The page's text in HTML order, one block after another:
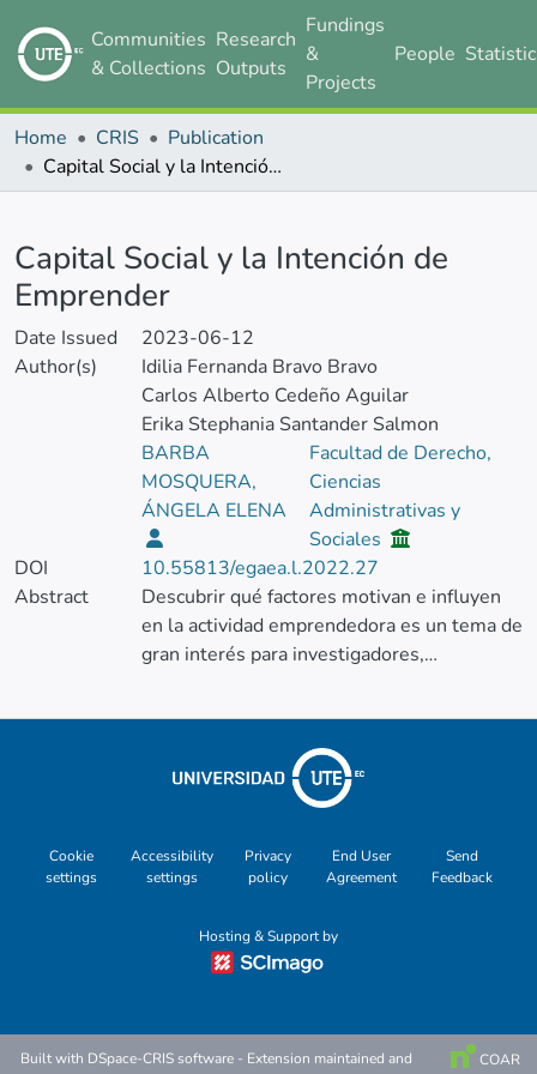
Communities
& Collections
Research
Outputs
Fundings
&
Projects
People
Home CRIS
Publication
Capital Social y la Intención de Emprender
Capital Social y la Intención de
Emprender
Date Issued
2023-06-12
Author(s)
Idilia Fernanda Bravo Bravo
Carlos Alberto Cedeño Aguilar
Erika Stephania Santander Salmon
BARBA
MOSQUERA,
ÁNGELA ELENA
Facultad de Derecho,
Ciencias
Administrativas y
Sociales
DOI
10.55813/egaea.l.2022.27
Abstract
Descubrir qué factores motivan e influyen
en la actividad emprendedora es un tema de
gran interés para investigadores,
académicos y para las personas en general.
relatan de forma amena y comprensible
cómo nuestro entorno cercano y lejano
creencias que predisponen o no al individuo
a emprender. Un libro que sin duda va a
dando respuesta a preguntas que alguna
vez nos hemos planteado en torno a las
crear sus propios negocios.
Cookie
settings
Accessibility
settings
Privacy
policy
End User
Agreement
Send
Feedback
Hosting & Support by
Built with DSpace-CRIS software - Extension maintained and
COAR